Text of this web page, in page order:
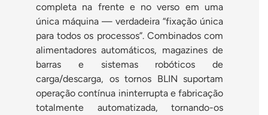
completa na frente e no verso em uma
única máquina — verdadeira “fixação única
para todos os processos”. Combinados com
alimentadores automáticos, magazines de
barras e sistemas robóticos de
carga/descarga, os tornos BLIN suportam
operação contínua ininterrupta e fabricação
totalmente automatizada, tornando-os